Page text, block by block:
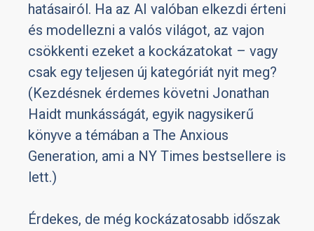
hatásairól. Ha az AI valóban elkezdi érteni
és modellezni a valós világot, az vajon
csökkenti ezeket a kockázatokat – vagy
csak egy teljesen új kategóriát nyit meg?
(Kezdésnek érdemes követni Jonathan
Haidt munkásságát, egyik nagysikerű
könyve a témában a The Anxious
Generation, ami a NY Times bestsellere is
lett.)
Érdekes, de még kockázatosabb időszak